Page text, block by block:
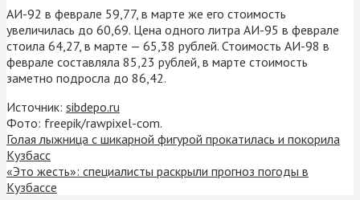
АИ-92 в феврале 59,77, в марте же его стоимость
увеличилась до 60,69. Цена одного литра АИ-95 в феврале
стоила 64,27, в марте — 65,38 рублей. Стоимость АИ-98 в
феврале составляла 85,23 рублей, в марте стоимость
заметно подросла до 86,42.
Источник: sibdepo.ru
Фото: freepik/rawpixel-com.
Голая лыжница с шикарной фигурой прокатилась и покорила
Кузбасс
«Это жесть»: специалисты раскрыли прогноз погоды в
Кузбассе